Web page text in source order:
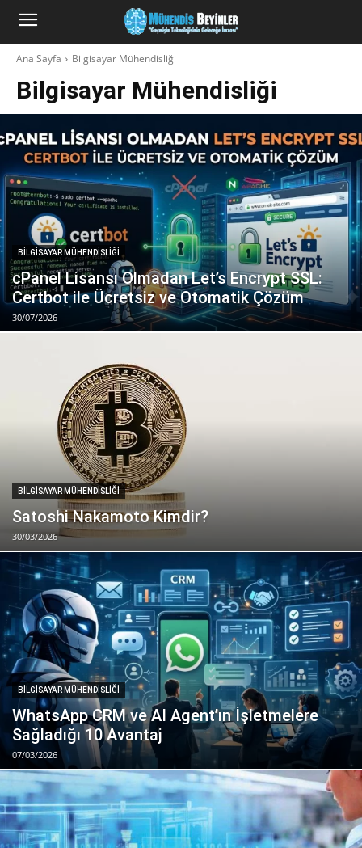
Ana Sayfa Bilgisayar Mühendisliği
Bilgisayar Mühendisliği
BILGISAYAR MÜHENDISLIĞI
cPanel Lisansı Olmadan Let’s Encrypt SSL:
Certbot ile Ücretsiz ve Otomatik Çözüm
30/07/2026
BILGISAYAR MÜHENDISLIĞI
Satoshi Nakamoto Kimdir?
30/03/2026
BILGISAYAR MÜHENDISLIĞI
WhatsApp CRM ve AI Agent’ın İşletmelere
Sağladığı 10 Avantaj
07/03/2026